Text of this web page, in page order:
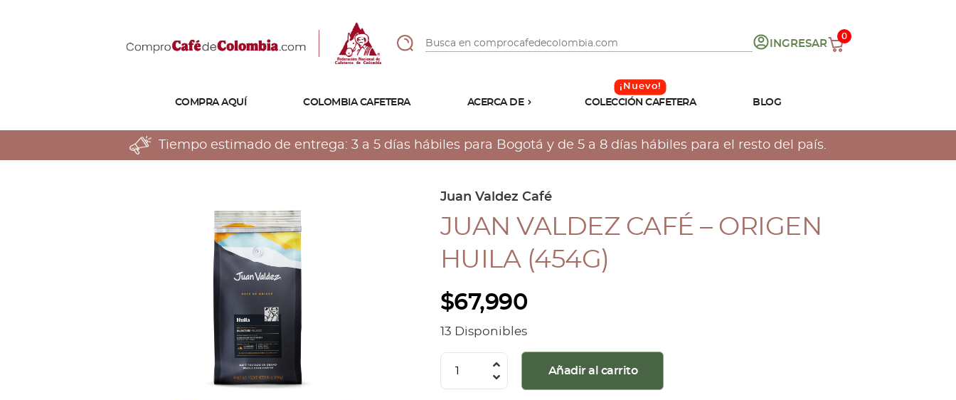
INGRESAR
0
COMPRA AQUÍ COLOMBIA CAFETERA ACERCA DE
Tostiones
Preparación
Atributos
COLECCIÓN CAFETERA BLOG
Tiempo estimado de entrega: 3 a 5 días hábiles para Bogotá y de 5 a 8 días hábiles para el resto del país.
Juan Valdez Café
JUAN VALDEZ CAFÉ – ORIGEN
HUILA (454G)
$67,990
13 Disponibles
Valdez
Añadir al carrito